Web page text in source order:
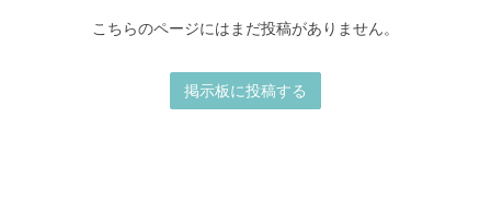
こちらのページにはまだ投稿がありません。
掲示板に投稿する